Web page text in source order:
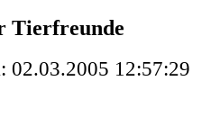
Tierfreunde
02.03.2005 12:57:29